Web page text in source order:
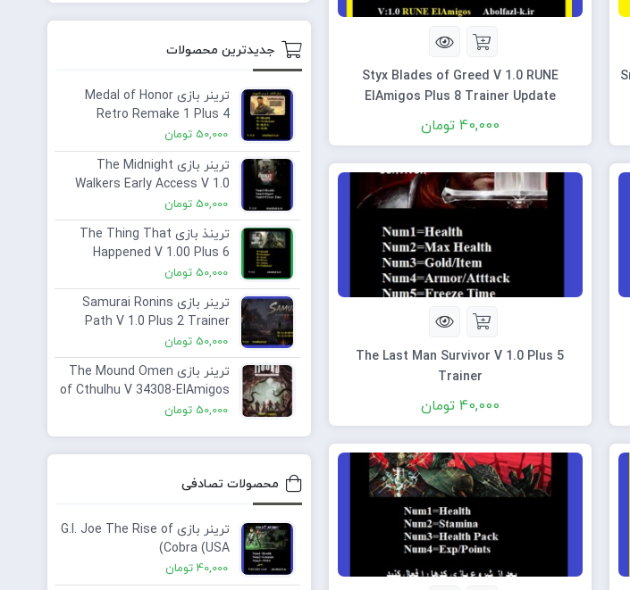
Styx Blades of Greed V 1.0 RUNE
ElAmigos Plus 8 Trainer Update
40,000 تومان
The Last Man Survivor V 1.0 Plus 5
Trainer
40,000 تومان
جدیدترین محصولات
ترینر بازی Medal of Honor
Retro Remake 1 Plus 4
Trainer Save Game
50,000 تومان
ترینر بازی The Midnight
Walkers Early Access V 1.0
Plus 3 Trainer
50,000 تومان
ترینذ بازی The Thing That
Happened V 1.00 Plus 6
Trainer
50,000 تومان
ترینر بازی Samurai Ronins
Path V 1.0 Plus 2 Trainer
50,000 تومان
ترینر بازی The Mound Omen
of Cthulhu V 34308-ElAmigos
Plus 2 Trainer
50,000 تومان
محصولات تصادفی
ترینر بازی G.I. Joe The Rise of
Cobra (USA)
40,000 تومان